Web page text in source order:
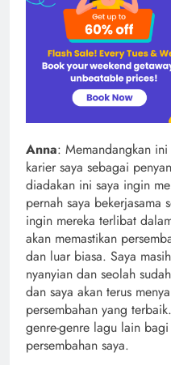
Anna: Memandangkan
karier saya sebagai
diadakan ini saya ingin
pernah saya bekerjasama
ingin mereka terlibat
akan memastikan
dan luar biasa. Saya
nyanyian dan seolah
dan saya akan terus
persembahan yang
genre-genre lagu lain
persembahan saya.